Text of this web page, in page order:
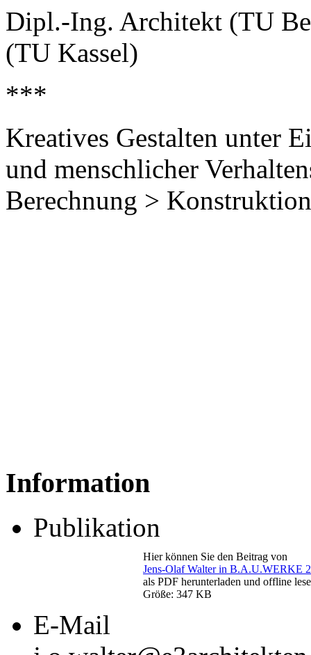
Dipl.-Ing. Architekt (TU
(TU Kassel)
***
Kreatives Gestalten unter
und menschlicher
Berechnung >
Information
Publikation
Hier können Sie den Beitrag von
Jens-Olaf Walter in B.A.U.WERKE
als PDF herunterladen und offline
Größe: 347 KB
E-Mail